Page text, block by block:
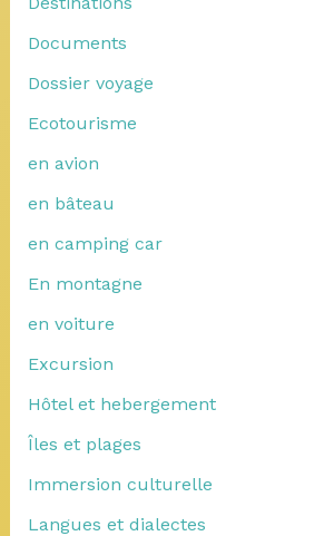
Documents
Dossier voyage
Ecotourisme
en avion
en bâteau
en camping car
En montagne
en voiture
Excursion
Hôtel et hebergement
Îles et plages
Immersion culturelle
Langues et dialectes